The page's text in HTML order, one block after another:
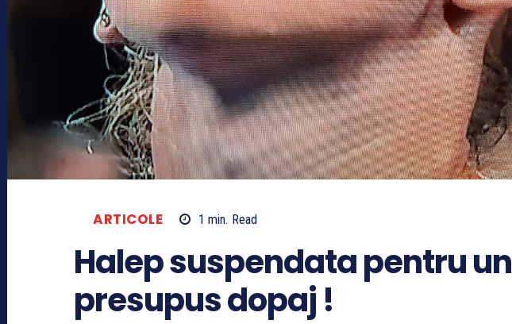
ARTICOLE 1 min. Read
Halep suspendata pentru un
presupus dopaj !